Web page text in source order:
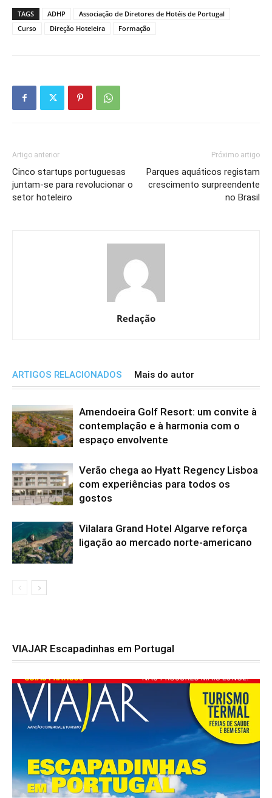
TAGS ADHP
Associação de Diretores de Hotéis de Portugal
Curso
Direção Hoteleira Formação
Artigo anterior
Cinco startups portuguesas
juntam-­se para revolucionar o
setor hoteleiro
Próximo artigo
Parques aquáticos registam
crescimento surpreendente
no Brasil
Redação
ARTIGOS RELACIONADOS Mais do autor
Amendoeira Golf Resort: um convite à
contemplação e à harmonia com o
espaço envolvente
Verão chega ao Hyatt Regency Lisboa
com experiências para todos os
gostos
Vilalara Grand Hotel Algarve reforça
ligação ao mercado norte-americano
VIAJAR Escapadinhas em Portugal